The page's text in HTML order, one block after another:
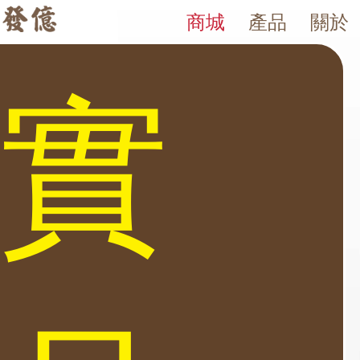
發億金庫｜台灣 40 年保險箱專賣店・防火防盜金庫・床頭櫃保
發億金庫（仁浦科技）自 1984 年創立，為台灣擁有 40 多年經
關於
產品
商城
COMPLICE 系列 保險箱
尺寸 Fichet-Bauche 法國品牌/防盜金庫 Complice 頂級防火防盜金庫